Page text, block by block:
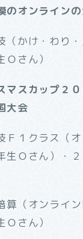
オンラインの
（かけ・わり
さん）
マスカップ
大会
Ｆ１クラス（オ
生Ｏさん）・
算（オンライ
さん）